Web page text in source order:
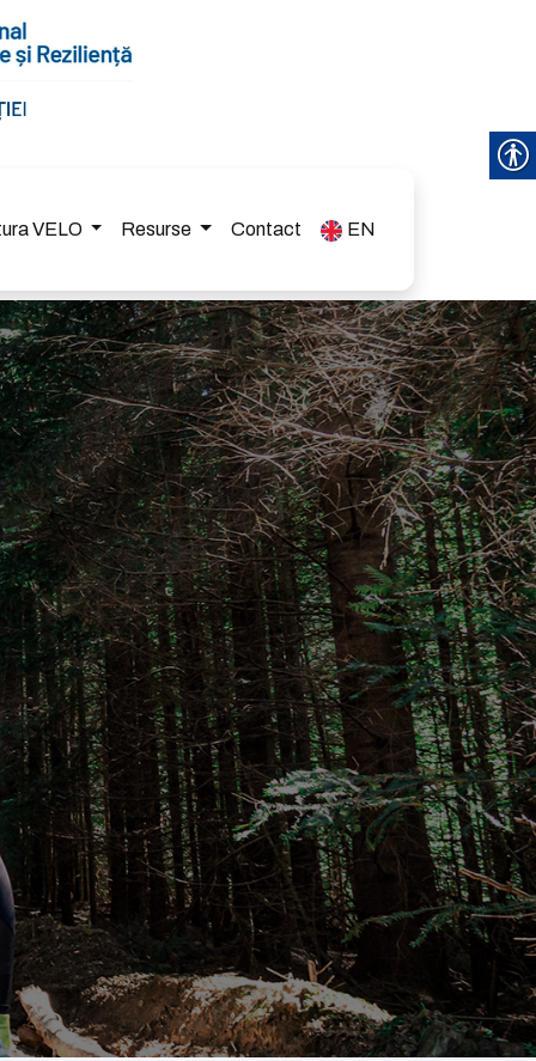
VELO Resurse Contact EN